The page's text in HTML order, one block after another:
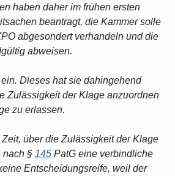
haben daher im frühen ersten
beantragt, die Kammer solle
abgesondert verhandeln und die
abweisen.
Dieses hat sie dahingehend
Zulässigkeit der Klage anzuordnen
zu erlassen.
über die Zulässigkeit der Klage
nach § 145 PatG eine verbindliche
Entscheidungsreife, weil der